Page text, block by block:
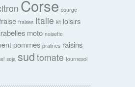
Corse courge
fraises Italie kit loisirs
moto noisette
pommes pralines raisins
soja sud tomate tournesol